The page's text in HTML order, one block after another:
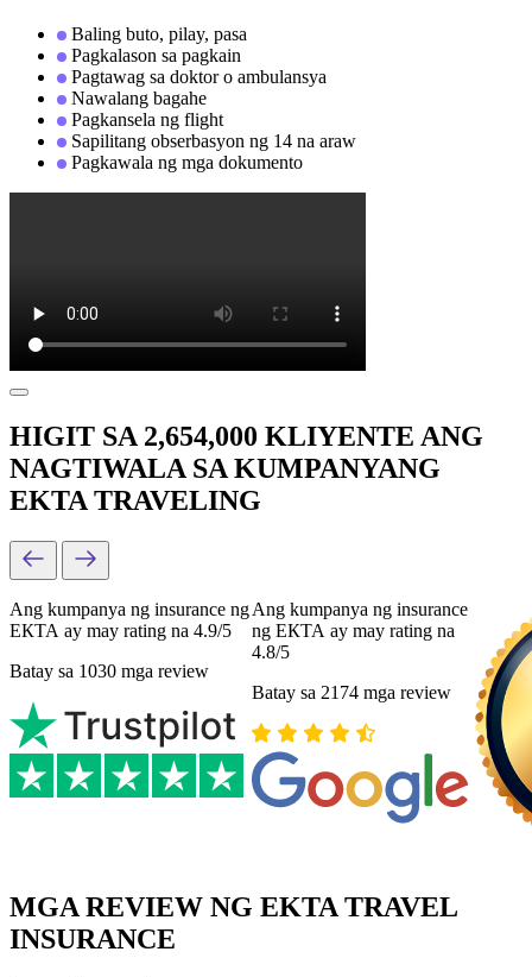
Baling buto, pilay, pasa
Pagkalason sa pagkain
Pagtawag sa doktor o ambulansya
Nawalang bagahe
Pagkansela ng flight
Sapilitang obserbasyon ng 14 na araw
Pagkawala ng mga dokumento
HIGIT SA 2,654,000 KLIYENTE ANG
NAGTIWALA SA KUMPANYANG
EKTA TRAVELING
Ang kumpanya ng insurance ng
ЕКТА ay may rating na 4.9/5
Batay sa 1030 mga review
Ang kumpanya ng insurance
ng ЕКТА ay may rating na
4.8/5
Batay sa 2174 mga review
MGA REVIEW NG EKTA TRAVEL
INSURANCE